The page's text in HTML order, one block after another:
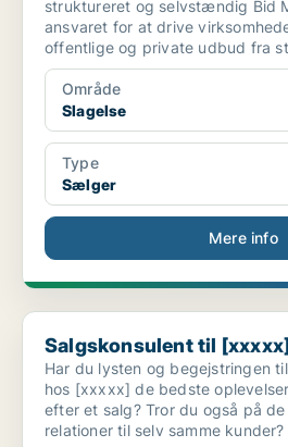
struktureret og selvstændig Bid
ansvaret for at drive
offentlige og private udbud fra
Område
Slagelse
Type
Sælger
Mere info
Salgskonsulent til [xxxxx]
Salgskonsulent til [xxxxx]
Har du lysten og begejstringen
hos [xxxxx] de bedste
efter et salg? Tror du også på
relationer til selv samme kunder?